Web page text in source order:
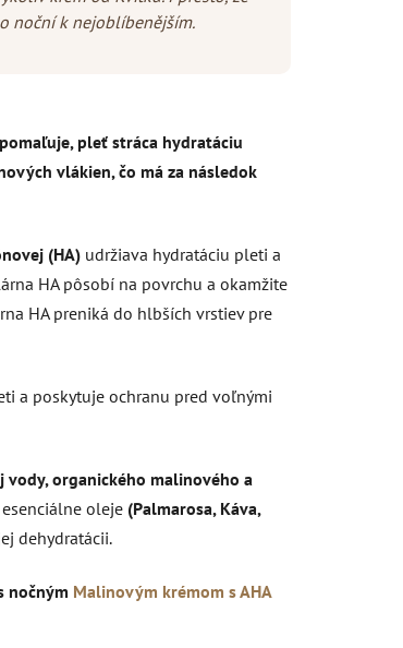
noční k nejoblíbenějším.
pleť stráca hydratáciu
vlákien, čo má za následok
(HA) udržiava hydratáciu pleti a
HA pôsobí na povrchu a okamžite
HA preniká do hlbších vrstiev pre
a poskytuje ochranu pred voľnými
vody, organického malinového a
oleje (Palmarosa, Káva,
dehydratácii.
nočným Malinovým krémom s AHA